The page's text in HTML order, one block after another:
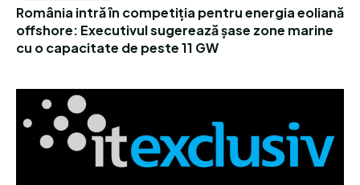
România intră în competiția pentru energia eoliană
offshore: Executivul sugerează șase zone marine
cu o capacitate de peste 11 GW